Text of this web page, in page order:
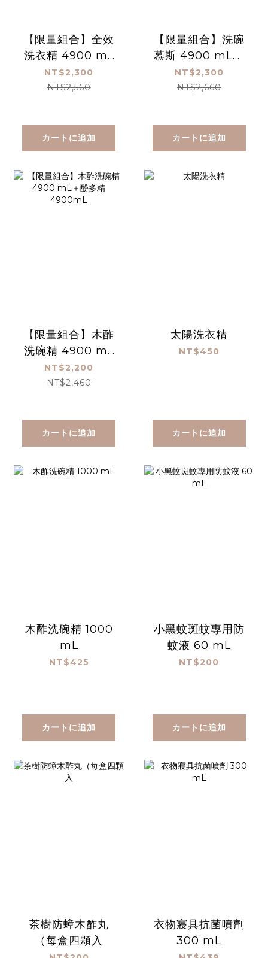
【限量組合】全效
洗衣精 4900 mL
＋酚多精 4900mL
NT$2,300
NT$2,560
カートに追加
【限量組合】洗碗
慕斯 4900 mL＋
酚多精 4900mL
NT$2,300
NT$2,660
カートに追加
【限量組合】木酢
洗碗精 4900 mL
＋酚多精 4900mL
NT$2,200
NT$2,460
カートに追加
太陽洗衣精
NT$450
カートに追加
木酢洗碗精 1000
mL
NT$425
カートに追加
小黑蚊斑蚊專用防
蚊液 60 mL
NT$200
カートに追加
茶樹防蟑木酢丸
（每盒四顆入
衣物寢具抗菌噴劑
300 mL